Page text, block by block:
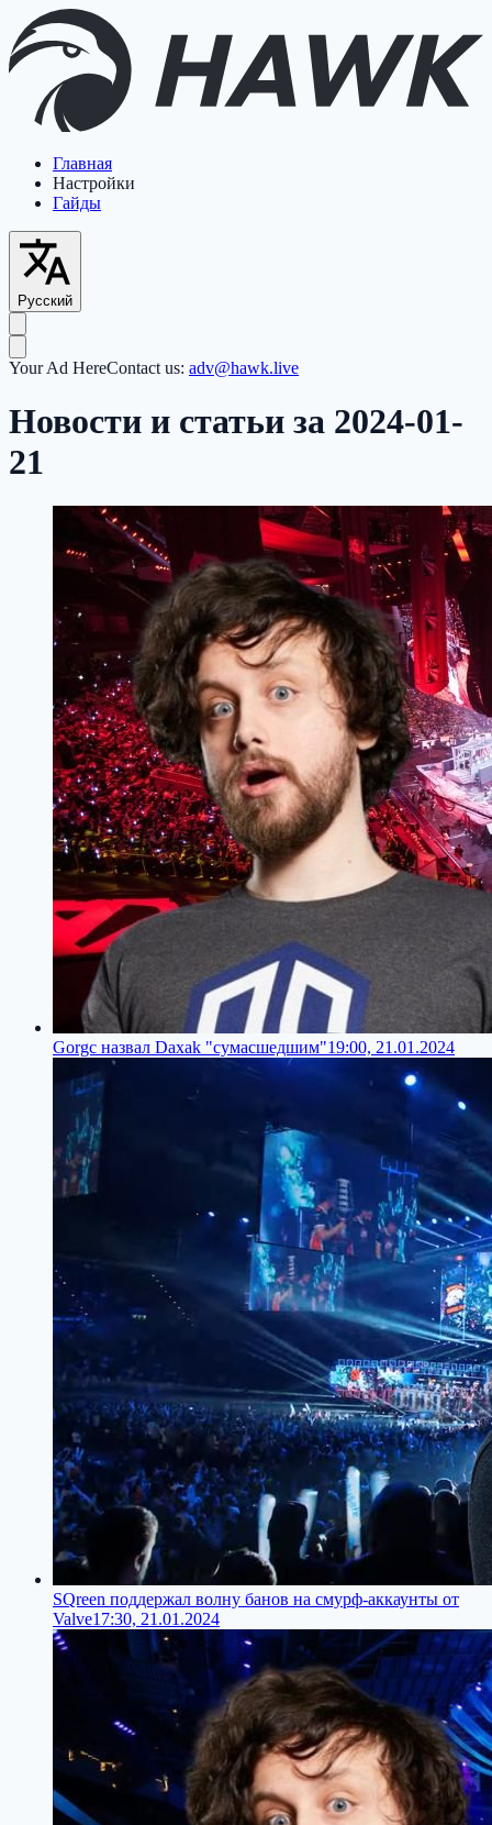
Главная
Настройки
Гайды
Русский
Your Ad HereContact us: adv@hawk.live
Новости и статьи за 2024-01-
21
Gorgc назвал Daxak "сумасшедшим"19:00, 21.01.2024
SQreen поддержал волну банов на смурф-аккаунты от
Valve17:30, 21.01.2024